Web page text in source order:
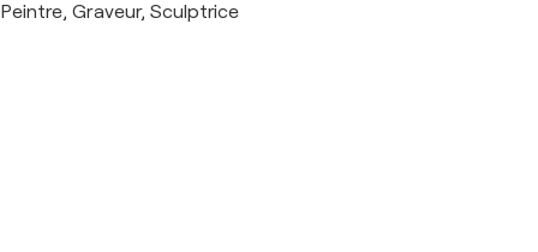
Peintre, Graveur, Sculptrice